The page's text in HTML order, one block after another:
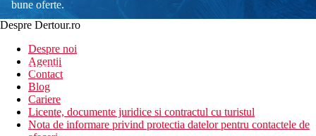
bune oferte.
newsletter!
Despre Dertour.ro
Despre noi
Agentii
Contact
Blog
Cariere
Licente, documente juridice si contractul cu turistul
Nota de informare privind protectia datelor pentru contactele de